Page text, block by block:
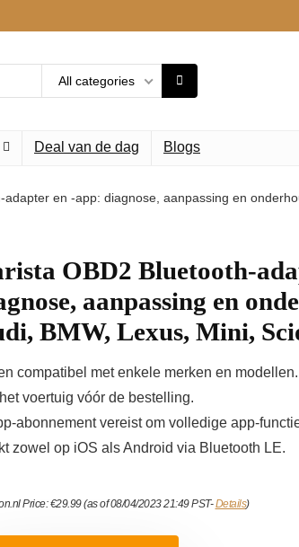
All categories
Deal van de dag Blogs
en -app: diagnose, aanpassing en
OBD2 Bluetooth-
aanpassing en
BMW, Lexus, Mini,
compatibel met enkele merken en
voertuig vóór de bestelling.
abonnement vereist om volledige app-
zowel op iOS als Android via Bluetooth LE.
Price:€29.99(as of 08/04/2023 21:49 PST-Details)